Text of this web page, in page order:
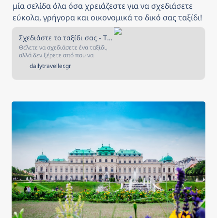
μία σελίδα όλα όσα χρειάζεστε για να σχεδιάσετε
εύκολα, γρήγορα και οικονομικά το δικό σας ταξίδι!
Σχεδιάστε το ταξίδι σας - The Daily Traveller
Θέλετε να σχεδιάσετε ένα ταξίδι,
αλλά δεν ξέρετε από που να
ξεκινήσετε; Αν ναι, τότε είστε στο
κατάλληλο μέρος! Στην σελίδα
πάντα ονειρευόσασταν!
dailytraveller.gr